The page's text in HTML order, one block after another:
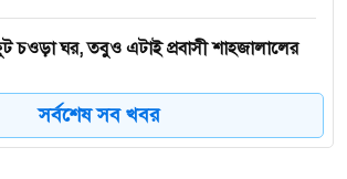
চওড়া ঘর, তবুও এটাই প্রবাসী শাহজালালের
ফ্রি ফায়ার খেলায় বাধা দেওয়ায় স্বামীর
সর্বশেষ সব খবর